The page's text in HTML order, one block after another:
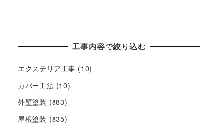
工事内容で絞り込む
エクステリア工事 (10)
カバー工法 (10)
外壁塗装 (883)
屋根塗装 (835)